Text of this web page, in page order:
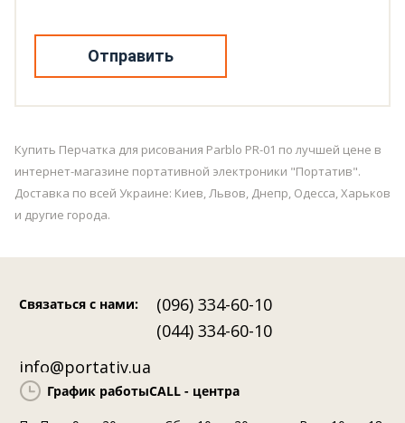
Отправить
Купить Перчатка для рисования Parblo PR-01 по лучшей цене в
интернет-магазине портативной электроники "Портатив".
Доставка по всей Украине: Киев, Львов, Днепр, Одесса, Харьков
и другие города.
Связаться с нами:
(096) 334-60-10
(044) 334-60-10
info@portativ.ua
График работыCALL - центра